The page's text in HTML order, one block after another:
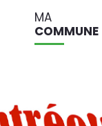
MA
COMMUNE